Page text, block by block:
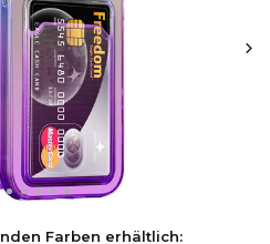
Farben erhältlich: